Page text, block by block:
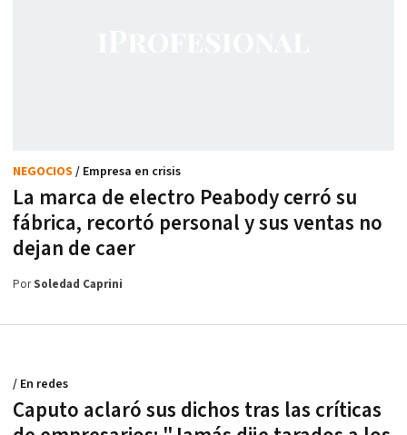
La marca de electro Peabody cerró su
fábrica, recortó personal y sus ventas no
dejan de caer
NEGOCIOS / Empresa en crisis
PorSoledad Caprini
Caputo aclaró sus dichos tras las críticas
/ En redes